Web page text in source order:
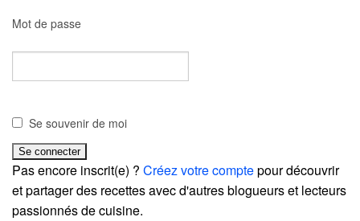
Mot de passe
Se souvenir de moi
Pas encore inscrit(e) ? Créez votre comptepour découvrir
et partager des recettes avec d'autres blogueurs et lecteurs
passionnés de cuisine.